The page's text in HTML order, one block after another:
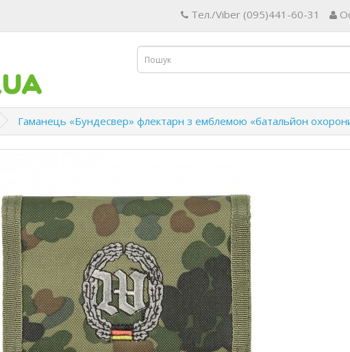
Тел./Viber (095)441-60-31
Гаманець «Бундесвер» флектарн з емблемою «батальйон